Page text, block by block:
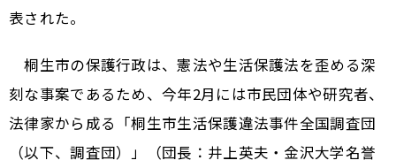
表された。
桐生市の保護行政は、憲法や生活保護法を歪める深
刻な事案であるため、今年2月には市民団体や研究者、
法律家から成る「桐生市生活保護違法事件全国調査団
（以下、調査団）」（団長：井上英夫・金沢大学名誉